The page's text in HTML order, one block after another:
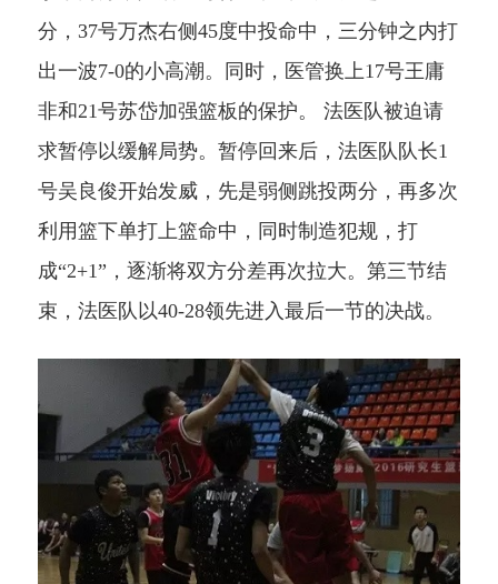
分，37号万杰右侧45度中投命中，三分钟之内打
出一波7-0的小高潮。同时，医管换上17号王庸
非和21号苏岱加强篮板的保护。 法医队被迫请
求暂停以缓解局势。暂停回来后，法医队 队长1
号吴良俊开始发威，先是弱侧跳投两分，再多次
利用篮下单打上篮命中，同时制造犯规，打
成“2+1”，逐渐将双方分差再次拉大。第三节结
束，法医队 以40-28领先进入最后一节的决战。